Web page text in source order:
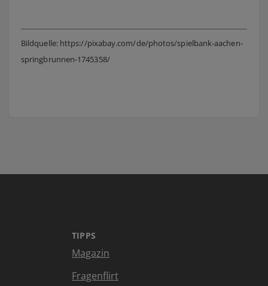
Bildquelle: https://pixabay.com/de/photos/spielbank-aachen-
springbrunnen-1745358/
TIPPS
Magazin
Fragenflirt